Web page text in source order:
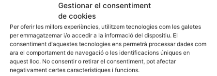
Gestionar el consentiment
de cookies
Per oferir les millors experiències, utilitzem tecnologies com les galetes
per emmagatzemar i/o accedir a la informació del dispositiu. El
consentiment d'aquestes tecnologies ens permetrà processar dades com
ara el comportament de navegació o les identificacions úniques en
aquest lloc. No consentir o retirar el consentiment, pot afectar
negativament certes característiques i funcions.
photovoltaïque, la combinaison avec un système VRF
offre l'une des plus grandes opportunités de réduction
des coûts énergétiques. Chez Fotovol, nous
concevons l'intégration des deux systèmes pour
maximiser l'autoconsommation et minimiser la
consommation réseau.